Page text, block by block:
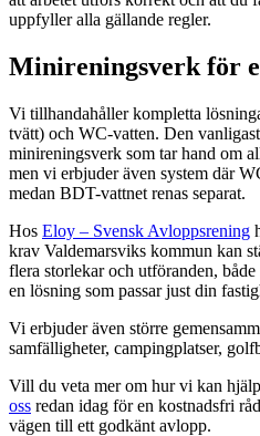
uppfyller alla gällande regler.
Minireningsverk för
Vi tillhandahåller kompletta
tvätt) och WC-vatten. Den
minireningsverk som tar hand om
men vi erbjuder även system där
medan BDT-vattnet renas separat.
Hos Eloy – Svensk Avloppsrening
krav Valdemarsviks kommun kan
flera storlekar och utföranden,
en lösning som passar just din
Vi erbjuder även större
samfälligheter, campingplatser,
Vill du veta mer om hur vi kan
oss redan idag för en kostnadsfri
vägen till ett godkänt avlopp.